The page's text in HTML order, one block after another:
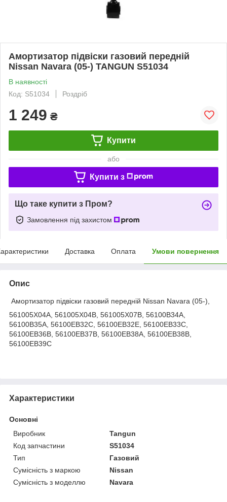
Амортизатор підвіски газовий передній
Nissan Navara (05-) TANGUN S51034
В наявності
Код: S51034
Роздріб
1 249 ₴
Купити
або
Купити з
Що таке купити з Пром?
Замовлення під захистом
Доставка Оплата Умови повернення
Опис
Амортизатор підвіски газовий передній Nissan Navara (05-),
561005X04A, 561005X04B, 561005X07B, 56100B34A,
56100B35A, 56100EB32C, 56100EB32E, 56100EB33C,
56100EB36B, 56100EB37B, 56100EB38A, 56100EB38B,
56100EB39C
Характеристики
Основні
Виробник
Tangun
Код запчастини
S51034
Тип
Газовий
Сумісність з маркою
Nissan
Сумісність з моделлю
Navara